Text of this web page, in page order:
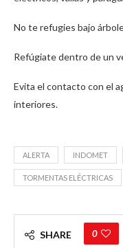
No te refugies bajo
Refúgiate dentro de un
Evita el contacto con el
interiores.
ALERTA INDOMET
TORMENTAS ELÉCTRICAS
SHARE 0